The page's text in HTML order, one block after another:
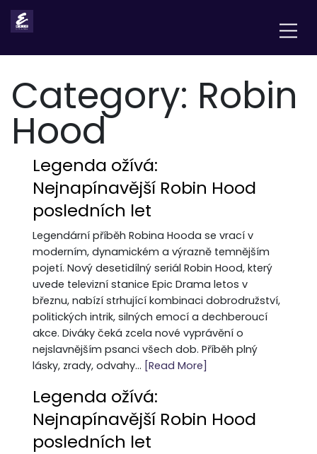
Category: Robin
Hood
Legenda ožívá:
Nejnapínavější Robin Hood
posledních let
Legendární příběh Robina Hooda se vrací v
moderním, dynamickém a výrazně temnějším
pojetí. Nový desetidílný seriál Robin Hood, který
uvede televizní stanice Epic Drama letos v
březnu, nabízí strhující kombinaci dobrodružství,
politických intrik, silných emocí a dechberoucí
akce. Diváky čeká zcela nové vyprávění o
nejslavnějším psanci všech dob. Příběh plný
lásky, zrady, odvahy... [Read More]
Legenda ožívá:
Nejnapínavější Robin Hood
posledních let